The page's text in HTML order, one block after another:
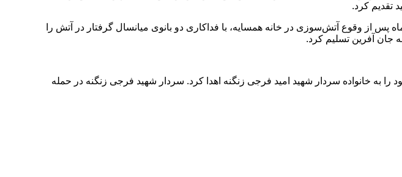
تقدیم کرد.
پی نوشت به نقل ازایسنا، شهید علی لندی نوجوان ۱۵ ساله ایذه‌ای روز ۱۸ شهریورماه پس از وقوع آتش‌سوزی در خانه همسایه، با فداکاری دو بانوی میانسال گرفتار در آتش را
مدال خود را به خانواده سردار شهید امید فرجی زنگنه اهدا کرد. سردار شهید فرجی زنگنه در حمله